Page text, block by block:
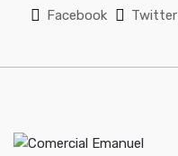
Facebook Twitter